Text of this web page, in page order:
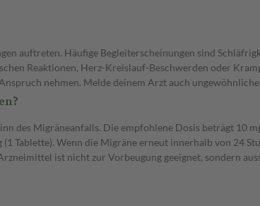
auftreten. Häufige Begleiterscheinungen sind
Reaktionen, Herz-Kreislauf-Beschwerden oder
nehmen. Melde deinem Arzt auch
des Migräneanfalls. Die empfohlene Dosis beträgt 10
Tablette). Wenn die Migräne erneut innerhalb von 24
ist nicht zur Vorbeugung geeignet, sondern